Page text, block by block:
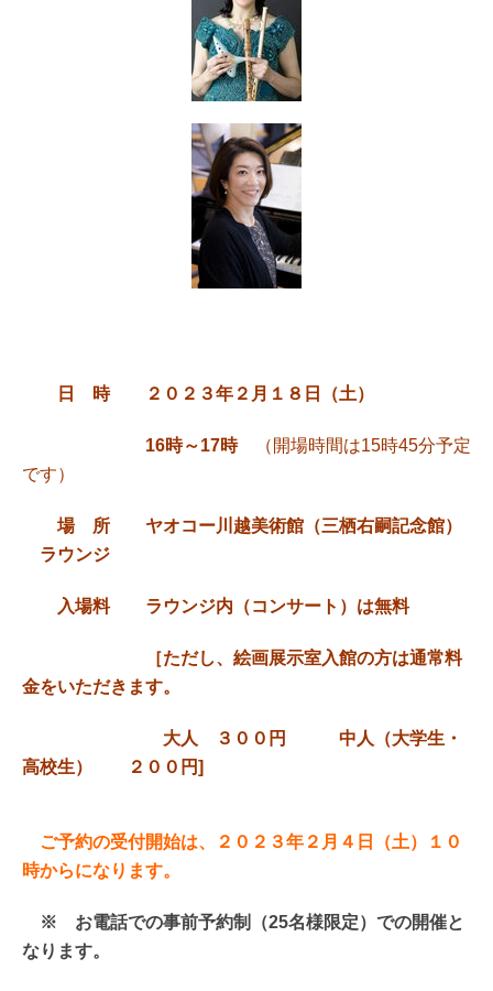
日 時 ２０２３年２月１８日（土）
16時～17時（開場時間は15時45分予定
です）
場 所 ヤオコー川越美術館（三栖右嗣記念館）
ラウンジ
入場料 ラウンジ内（コンサート）は無料
［ただし、絵画展示室入館の方は通常料
金をいただきます。
大人 ３００円 中人（大学生・
高校生） ２００円]
ご予約の受付開始は、２０２３年２月４日（土）１０
時からになります。
※ お電話での事前予約制（25名様限定）での開催と
なります。